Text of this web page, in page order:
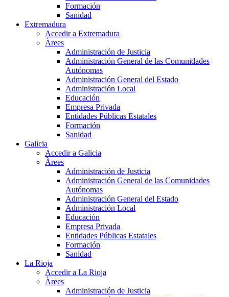
Formación
Sanidad
Extremadura
Accedir a Extremadura
Àrees
Administración de Justicia
Administración General de las Comunidades
Autónomas
Administración General del Estado
Administración Local
Educación
Empresa Privada
Entidades Públicas Estatales
Formación
Sanidad
Galicia
Accedir a Galicia
Àrees
Administración de Justicia
Administración General de las Comunidades
Autónomas
Administración General del Estado
Administración Local
Educación
Empresa Privada
Entidades Públicas Estatales
Formación
Sanidad
La Rioja
Accedir a La Rioja
Àrees
Administración de Justicia